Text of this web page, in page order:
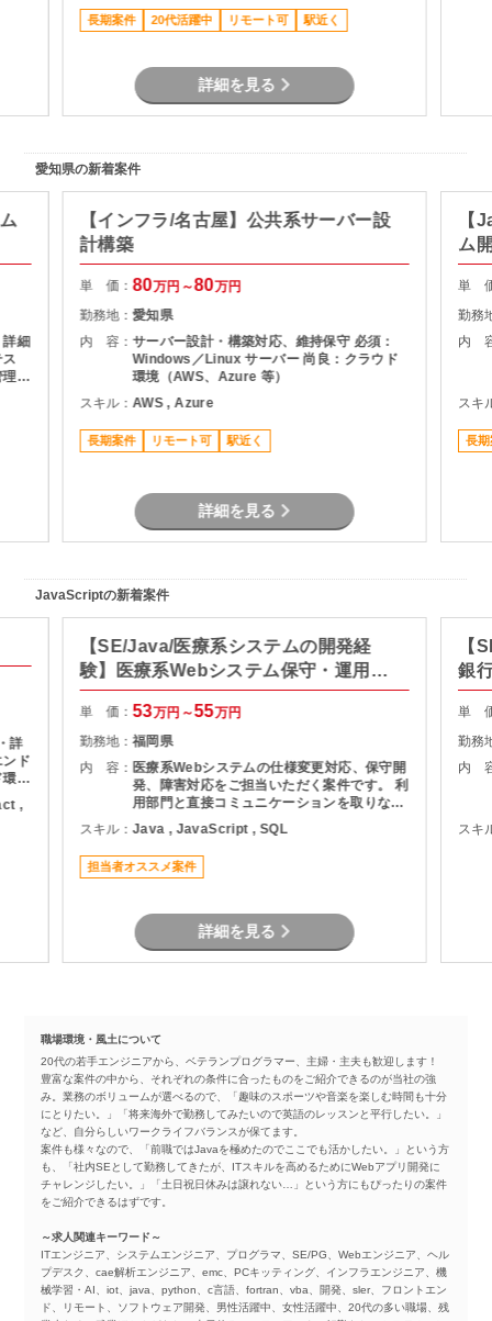
長期案件 20代活躍中 リモート可 駅近く
詳細を見る
愛知県の新着案件
細
理
【インフラ/名古屋】公共系サーバー設
計構築
単 価：80万円～80万円
勤務地：愛知県
内 容：サーバー設計・構築対応、維持保守 必須：
Windows／Linux サーバー 尚良：クラウド
環境（AWS、Azure 等）
スキル：AWS , Azure
長期案件 リモート可 駅近く
詳細を見る
【
ム
単
勤務
内
スキ
長期
JavaScriptの新着案件
詳
ド
境
,
【SE/Java/医療系システムの開発経
験】医療系Webシステム保守・運用支
援
単 価：53万円～55万円
勤務地：福岡県
内 容： 医療系Webシステムの仕様変更対応、保守開
発、障害対応をご担当いただく案件です。 利
用部門と直接コミュニケーションを取りなが
ら、調査・原因分析・改修対応を実施してい
ただきます。 設計から保守運用まで幅広い経
験を活かせるため、Webシステム全体を見な
がら業務を進めたい方におすすめです。
スキル：Java , JavaScript , SQL
担当者オススメ案件
詳細を見る
【
銀
単
勤務
内
スキ
職場環境・風土について
20代の若手エンジニアから、ベテランプログラマー、主婦・主夫も歓迎します！
豊富な案件の中から、それぞれの条件に合ったものをご紹介できるのが当社の強
み。業務のボリュームが選べるので、「趣味のスポーツや音楽を楽しむ時間も十分
にとりたい。」「将来海外で勤務してみたいので英語のレッスンと平行したい。」
など、自分らしいワークライフバランスが保てます。
案件も様々なので、「前職ではJavaを極めたのでここでも活かしたい。」という方
も、「社内SEとして勤務してきたが、ITスキルを高めるためにWebアプリ開発に
チャレンジしたい。」「土日祝日休みは譲れない…」という方にもぴったりの案件
をご紹介できるはずです。
～求人関連キーワード～
ITエンジニア、システムエンジニア、プログラマ、SE/PG、Webエンジニア、ヘル
プデスク、cae解析エンジニア、emc、PCキッティング、インフラエンジニア、機
械学習・AI、iot、java、python、c言語、fortran、vba、開発、sler、フロントエン
ド、リモート、ソフトウェア開発、男性活躍中、女性活躍中、20代の多い職場、残